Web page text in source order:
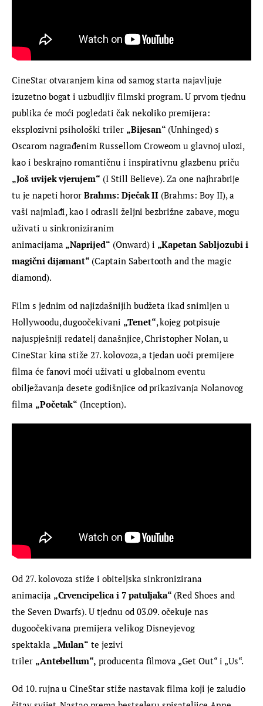
CineStar otvaranjem kina od samog starta najavljuje
izuzetno bogat i uzbudljiv filmski program. U prvom tjednu
publika će moći pogledati čak nekoliko premijera:
eksplozivni psihološki triler „Bijesan“ (Unhinged) s
Oscarom nagrađenim Russellom Croweom u glavnoj ulozi,
kao i beskrajno romantičnu i inspirativnu glazbenu priču
„Još uvijek vjerujem“ (I Still Believe). Za one najhrabrije
tu je napeti horor Brahms: Dječak II (Brahms: Boy II), a
vaši najmlađi, kao i odrasli željni bezbrižne zabave, mogu
uživati u sinkroniziranim
animacijama „Naprijed“ (Onward) i „Kapetan Sabljozubi i
magični dijamant“ (Captain Sabertooth and the magic
diamond).
Film s jednim od najizdašnijih budžeta ikad snimljen u
Hollywoodu, dugoočekivani „Tenet“, kojeg potpisuje
najuspješniji redatelj današnjice, Christopher Nolan, u
CineStar kina stiže 27. kolovoza, a tjedan uoči premijere
filma će fanovi moći uživati u globalnom eventu
obilježavanja desete godišnjice od prikazivanja Nolanovog
filma „Početak“ (Inception).
Od 27. kolovoza stiže i obiteljska sinkronizirana
animacija „Crvencipelica i 7 patuljaka“ (Red Shoes and
the Seven Dwarfs). U tjednu od 03.09. očekuje nas
dugoočekivana premijera velikog Disneyjevog
spektakla „Mulan“ te jezivi
triler „Antebellum“, producenta filmova „Get Out“ i „Us“.
Od 10. rujna u CineStar stiže nastavak filma koji je zaludio